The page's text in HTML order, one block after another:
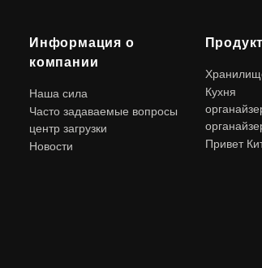
Информация о
компании
Наша сила
Часто задаваемые вопросы
центр загрузки
Новости
Продукт
Кухня
Привет